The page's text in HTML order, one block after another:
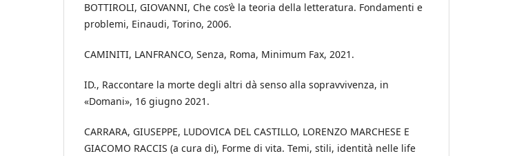
BOTTIROLI, GIOVANNI, Che cos’è la teoria della letteratura. Fondamenti e
problemi, Einaudi, Torino, 2006.
CAMINITI, LANFRANCO, Senza, Roma, Minimum Fax, 2021.
ID., Raccontare la morte degli altri dà senso alla sopravvivenza, in
«Domani», 16 giugno 2021.
CARRARA, GIUSEPPE, LUDOVICA DEL CASTILLO, LORENZO MARCHESE E
GIACOMO RACCIS (a cura di), Forme di vita. Temi, stili, identità nelle life